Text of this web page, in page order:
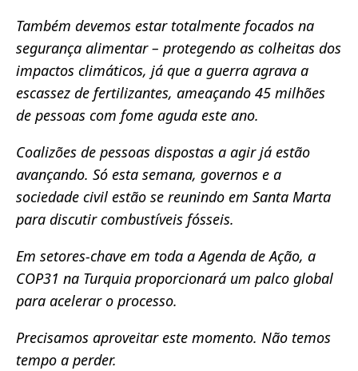
Também devemos estar totalmente focados na
segurança alimentar – protegendo as colheitas dos
impactos climáticos, já que a guerra agrava a
escassez de fertilizantes, ameaçando 45 milhões
de pessoas com fome aguda este ano.
Coalizões de pessoas dispostas a agir já estão
avançando. Só esta semana, governos e a
sociedade civil estão se reunindo em Santa Marta
para discutir combustíveis fósseis.
Em setores-chave em toda a Agenda de Ação, a
COP31 na Turquia proporcionará um palco global
para acelerar o processo.
Precisamos aproveitar este momento. Não temos
tempo a perder.